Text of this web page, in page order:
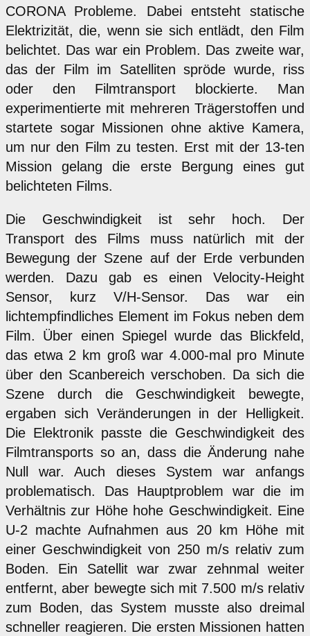
CORONA Probleme. Dabei entsteht statische
Elektrizität, die, wenn sie sich entlädt, den Film
belichtet. Das war ein Problem. Das zweite war,
das der Film im Satelliten spröde wurde, riss
oder den Filmtransport blockierte. Man
experimentierte mit mehreren Trägerstoffen und
startete sogar Missionen ohne aktive Kamera,
um nur den Film zu testen. Erst mit der 13-ten
Mission gelang die erste Bergung eines gut
belichteten Films.
Die Geschwindigkeit ist sehr hoch. Der
Transport des Films muss natürlich mit der
Bewegung der Szene auf der Erde verbunden
werden. Dazu gab es einen Velocity-Height
Sensor, kurz V/H-Sensor. Das war ein
lichtempfindliches Element im Fokus neben dem
Film. Über einen Spiegel wurde das Blickfeld,
das etwa 2 km groß war 4.000-mal pro Minute
über den Scanbereich verschoben. Da sich die
Szene durch die Geschwindigkeit bewegte,
ergaben sich Veränderungen in der Helligkeit.
Die Elektronik passte die Geschwindigkeit des
Filmtransports so an, dass die Änderung nahe
Null war. Auch dieses System war anfangs
problematisch. Das Hauptproblem war die im
Verhältnis zur Höhe hohe Geschwindigkeit. Eine
U-2 machte Aufnahmen aus 20 km Höhe mit
einer Geschwindigkeit von 250 m/s relativ zum
Boden. Ein Satellit war zwar zehnmal weiter
entfernt, aber bewegte sich mit 7.500 m/s relativ
zum Boden, das System musste also dreimal
schneller reagieren. Die ersten Missionen hatten